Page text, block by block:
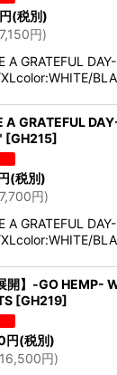
円(税別)
7,150円)
A GRATEFUL
A GRATEFUL
[GH215]
(税別)
7,700円)
A GRATEFUL
開】-GO HEMP-
[GH219]
円(税別)
16,500円)